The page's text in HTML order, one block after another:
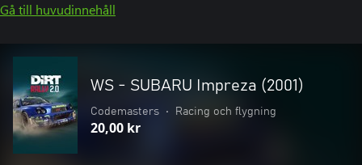
Gå till huvudinnehåll
WS - SUBARU Impreza (2001)
Codemasters • Racing och flygning
20,00 kr